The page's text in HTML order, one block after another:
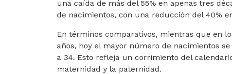
una caída de más del 55% en apenas tres
de nacimientos, con una reducción del 40%
En términos comparativos, mientras que en
años, hoy el mayor número de nacimientos
a 34. Esto refleja un corrimiento del
maternidad y la paternidad.